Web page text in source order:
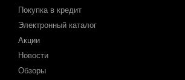
Покупка в кредит
Электронный каталог
Акции
Новости
Обзоры